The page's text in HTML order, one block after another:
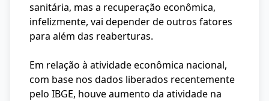
sanitária, mas a recuperação econômica,
infelizmente, vai depender de outros fatores
para além das reaberturas.
Em relação à atividade econômica nacional,
com base nos dados liberados recentemente
pelo IBGE, houve aumento da atividade na